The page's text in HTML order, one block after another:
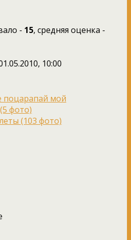
- 15, средняя оценка -
10:00
поцарапай мой
фото)
(103 фото)